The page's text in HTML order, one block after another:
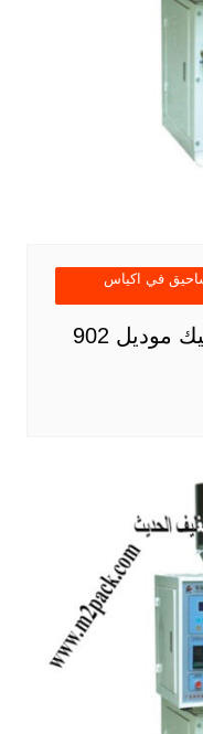
في اكياس
ماكينات تعبئة السكر اتوماتيك موديل 902